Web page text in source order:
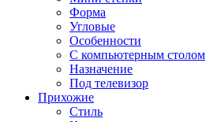
Форма
Угловые
Особенности
С компьютерным столом
Назначение
Под телевизор
Прихожие
Стиль